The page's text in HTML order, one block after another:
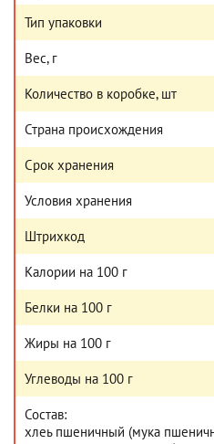
Тип упаковки
Вес, г
Количество в коробке, шт
Страна происхождения
Срок хранения
Условия хранения
Штрихкод
Калории на 100 г
Белки на 100 г
Жиры на 100 г
Углеводы на 100 г
Состав:
хлеь пшеничный (мука